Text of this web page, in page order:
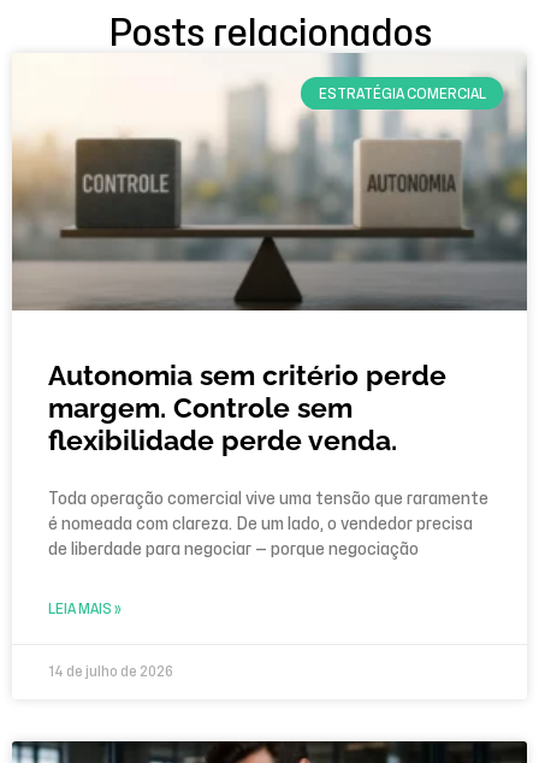
Posts relacionados
ESTRATÉGIA COMERCIAL
Autonomia sem critério perde
margem. Controle sem
flexibilidade perde venda.
Toda operação comercial vive uma tensão que raramente
é nomeada com clareza. De um lado, o vendedor precisa
de liberdade para negociar — porque negociação
LEIA MAIS »
14 de julho de 2026